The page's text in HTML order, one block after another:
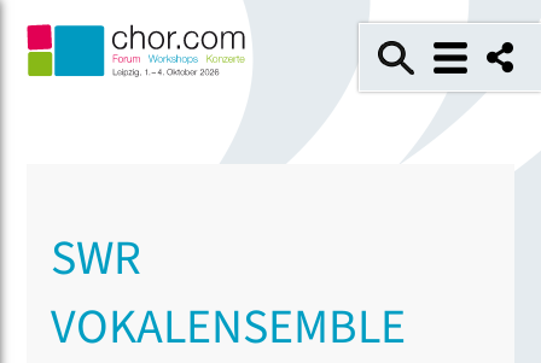
SWR
VOKALENSEMBLE